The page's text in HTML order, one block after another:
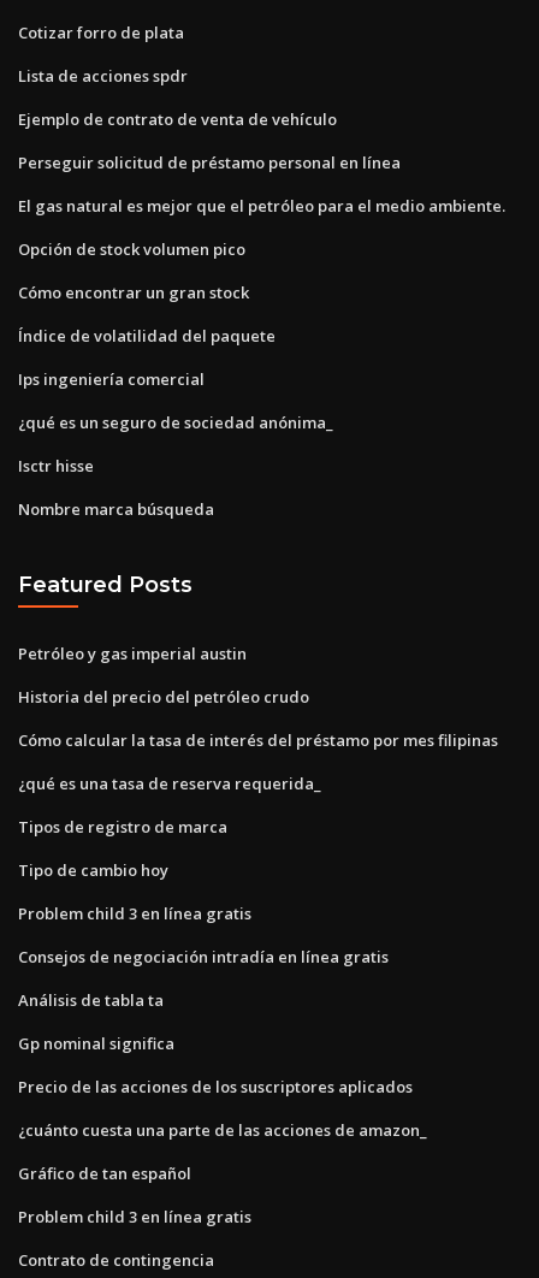
Cotizar forro de plata
Lista de acciones spdr
Ejemplo de contrato de venta de vehículo
Perseguir solicitud de préstamo personal en línea
El gas natural es mejor que el petróleo para el medio ambiente.
Opción de stock volumen pico
Cómo encontrar un gran stock
Índice de volatilidad del paquete
Ips ingeniería comercial
¿qué es un seguro de sociedad anónima_
Isctr hisse
Nombre marca búsqueda
Featured Posts
Petróleo y gas imperial austin
Historia del precio del petróleo crudo
Cómo calcular la tasa de interés del préstamo por mes filipinas
¿qué es una tasa de reserva requerida_
Tipos de registro de marca
Tipo de cambio hoy
Problem child 3 en línea gratis
Consejos de negociación intradía en línea gratis
Análisis de tabla ta
Gp nominal significa
Precio de las acciones de los suscriptores aplicados
¿cuánto cuesta una parte de las acciones de amazon_
Gráfico de tan español
Problem child 3 en línea gratis
Contrato de contingencia